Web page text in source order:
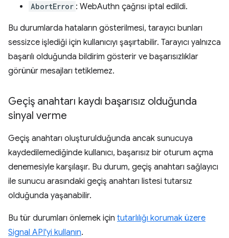
AbortError : WebAuthn çağrısı iptal edildi.
Bu durumlarda hataların gösterilmesi, tarayıcı bunları
sessizce işlediği için kullanıcıyı şaşırtabilir. Tarayıcı yalnızca
başarılı olduğunda bildirim gösterir ve başarısızlıklar
görünür mesajları tetiklemez.
Geçiş anahtarı kaydı başarısız olduğunda
sinyal verme
Geçiş anahtarı oluşturulduğunda ancak sunucuya
kaydedilemediğinde kullanıcı, başarısız bir oturum açma
denemesiyle karşılaşır. Bu durum, geçiş anahtarı sağlayıcı
ile sunucu arasındaki geçiş anahtarı listesi tutarsız
olduğunda yaşanabilir.
Bu tür durumları önlemek için tutarlılığı korumak üzere
Signal API'yi kullanın.